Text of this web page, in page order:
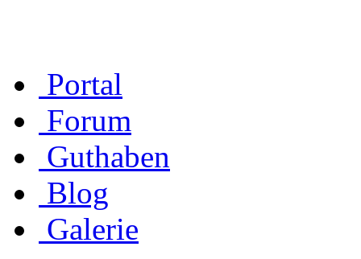
Portal
Forum
Guthaben
Blog
Galerie